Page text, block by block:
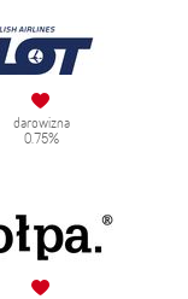
darowizna
0.75%